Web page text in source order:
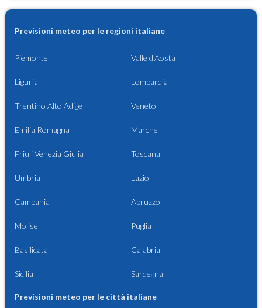
Previsioni meteo per le regioni italiane
Piemonte Valle d'Aosta
Liguria Lombardia
Trentino Alto Adige Veneto
Emilia Romagna Marche
Friuli Venezia Giulia Toscana
Umbria Lazio
Campania Abruzzo
Molise Puglia
Basilicata Calabria
Sicilia Sardegna
Previsioni meteo per le città italiane